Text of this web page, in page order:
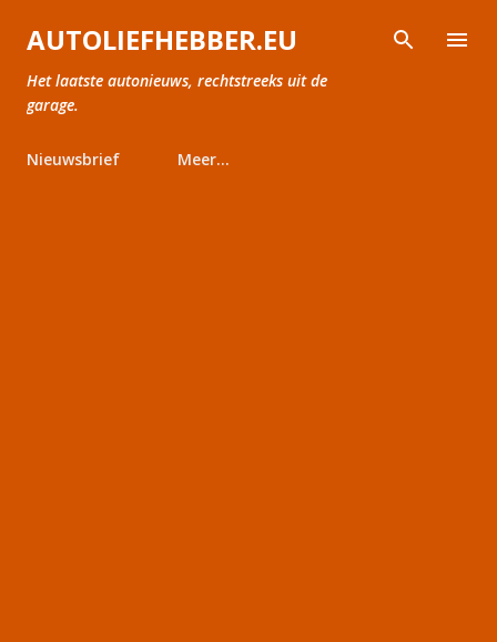
Doorgaan naar hoofdcontent
AUTOLIEFHEBBER.EU
Het laatste autonieuws, rechtstreeks uit de
garage.
Nieuwsbrief Meer…